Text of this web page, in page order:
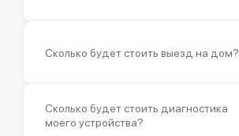
Сколько будет стоить выезд на дом?
Сколько будет стоить диагностика
моего устройства?